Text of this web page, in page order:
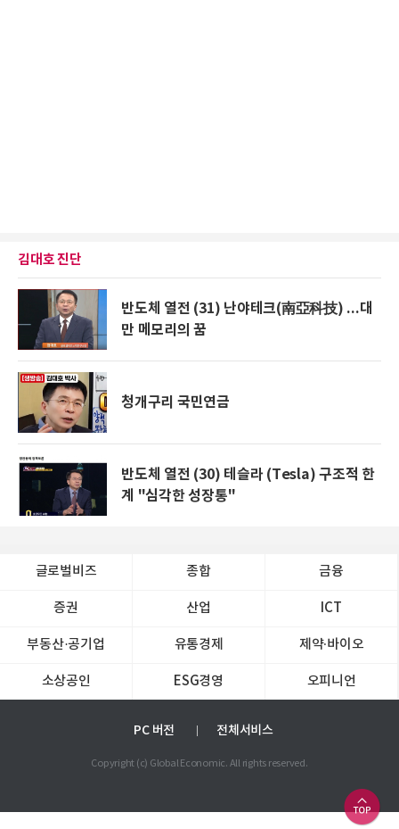
김대호 진단
반도체 열전 (31) 난야테크(南亞科技) ...대
만 메모리의 꿈
청개구리 국민연금
반도체 열전 (30) 테슬라 (Tesla) 구조적 한
계 "심각한 성장통"
글로벌비즈 종합 금융
증권 산업 ICT
부동산·공기업 유통경제 제약∙바이오
소상공인 ESG경영 오피니언
PC 버전 전체서비스
Copyright (c) Global Economic. All rights reserved.